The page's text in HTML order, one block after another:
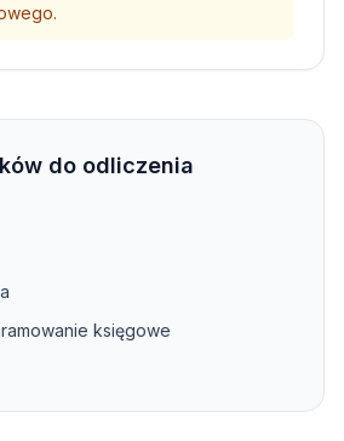
do odliczenia
księgowe